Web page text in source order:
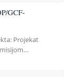
GCF-
Projekat